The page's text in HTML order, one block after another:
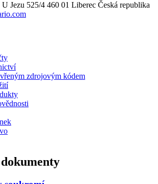
U Jezu 525/4 460 01 Liberec Česká republika
zdrojovým kódem